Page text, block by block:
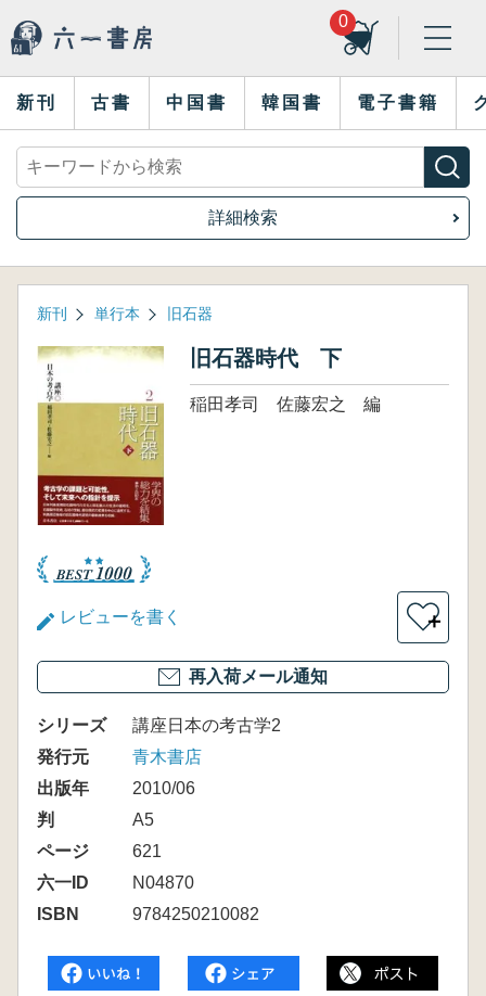
0
新刊 古書 中国書 韓国書 電子書籍
詳細検索
新刊 単行本 旧石器
旧石器時代 下
稲田孝司 佐藤宏之 編
レビューを書く ＋
再入荷メール通知
シリーズ
講座日本の考古学2
発行元
青木書店
出版年
2010/06
判
A5
ページ
621
六一ID
N04870
ISBN
9784250210082